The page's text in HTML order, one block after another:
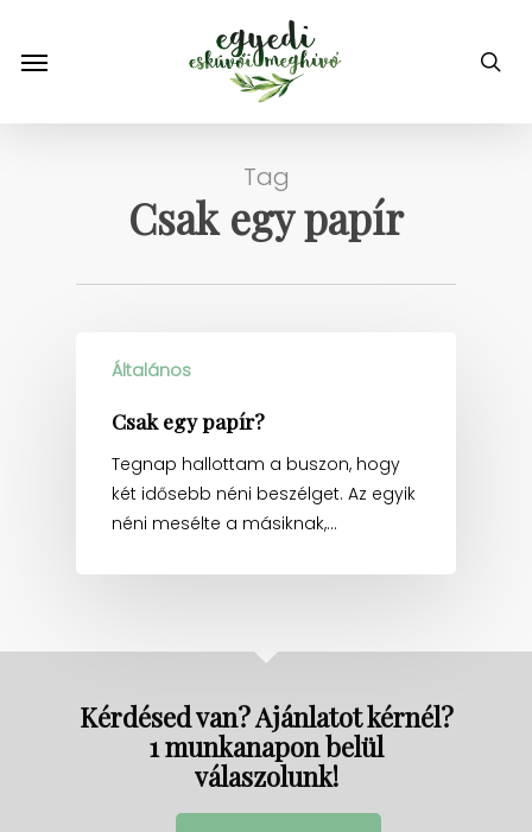
main
Menu
Tag
Csak egy papír
Általános
Csak egy papír?
Tegnap hallottam a buszon, hogy
két idősebb néni beszélget. Az egyik
néni mesélte a másiknak,…
Kérdésed van? Ajánlatot kérnél?
1 munkanapon belül
válaszolunk!